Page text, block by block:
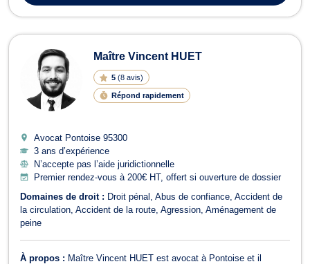
Maître Vincent HUET
5 (8 avis)
Répond rapidement
Avocat Pontoise 95300
3 ans d’expérience
N’accepte pas l’aide juridictionnelle
Premier rendez-vous à 200€ HT, offert si ouverture de dossier
Domaines de droit : Droit pénal Abus de confiance Accident de
la circulation Accident de la route Agression Aménagement de
peine
À propos : Maître Vincent HUET est avocat à Pontoise et il